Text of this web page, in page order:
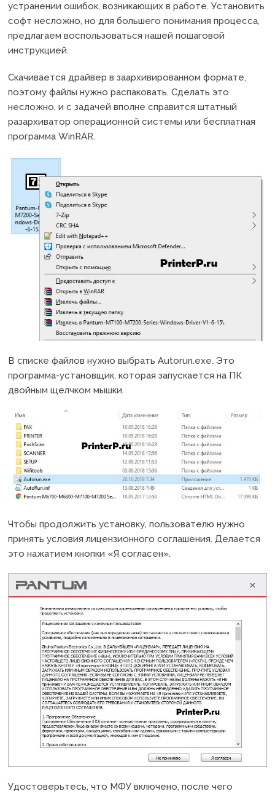
устранении ошибок, возникающих в работе. Установить
софт несложно, но для большего понимания процесса,
предлагаем воспользоваться нашей пошаговой
инструкцией.
Скачивается драйвер в заархивированном формате,
поэтому файлы нужно распаковать. Сделать это
несложно, и с задачей вполне справится штатный
разархиватор операционной системы или бесплатная
программа WinRAR.
В списке файлов нужно выбрать Autorun.exe. Это
программа-установщик, которая запускается на ПК
двойным щелчком мышки.
Чтобы продолжить установку, пользователю нужно
принять условия лицензионного соглашения. Делается
это нажатием кнопки «Я согласен».
Удостоверьтесь, что МФУ включено, после чего